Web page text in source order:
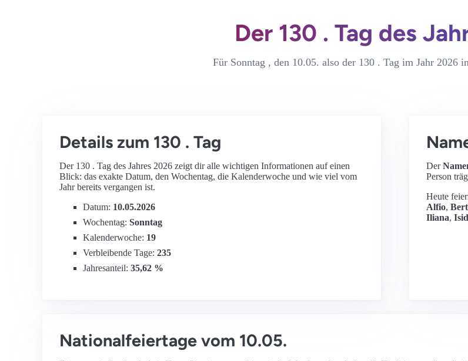
Der 130 . Tag des
Für Sonntag , den 10.05. also der 130 . Tag im Jahr 2026
Details zum 130 . Tag
Der 130 . Tag des Jahres 2026 zeigt dir alle wichtigen Informationen auf einen
Blick: das exakte Datum, den Wochentag, die Kalenderwoche und wie viel vom
Jahr bereits vergangen ist.
Datum: 10.05.2026
Wochentag: Sonntag
Kalenderwoche: 19
Verbleibende Tage: 235
Jahresanteil: 35,62 %
Der
Person
Heute
Alfio,
Iliana,
Nationalfeiertage vom 10.05.